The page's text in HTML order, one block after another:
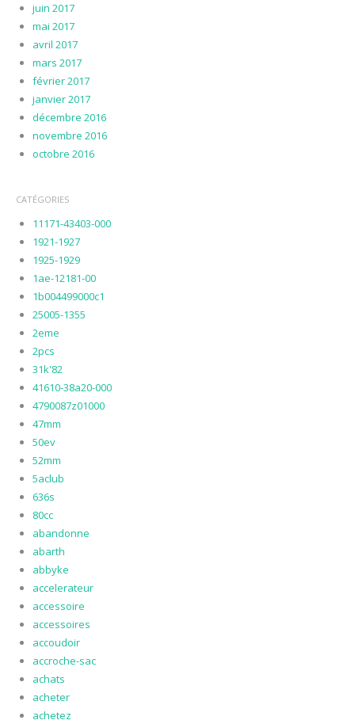
juin 2017
mai 2017
avril 2017
mars 2017
février 2017
janvier 2017
décembre 2016
novembre 2016
octobre 2016
CATÉGORIES
11171-43403-000
1921-1927
1925-1929
1ae-12181-00
1b004499000c1
25005-1355
2eme
2pcs
31k'82
41610-38a20-000
4790087z01000
47mm
50ev
52mm
5aclub
636s
80cc
abandonne
abarth
abbyke
accelerateur
accessoire
accessoires
accoudoir
accroche-sac
achats
acheter
achetez